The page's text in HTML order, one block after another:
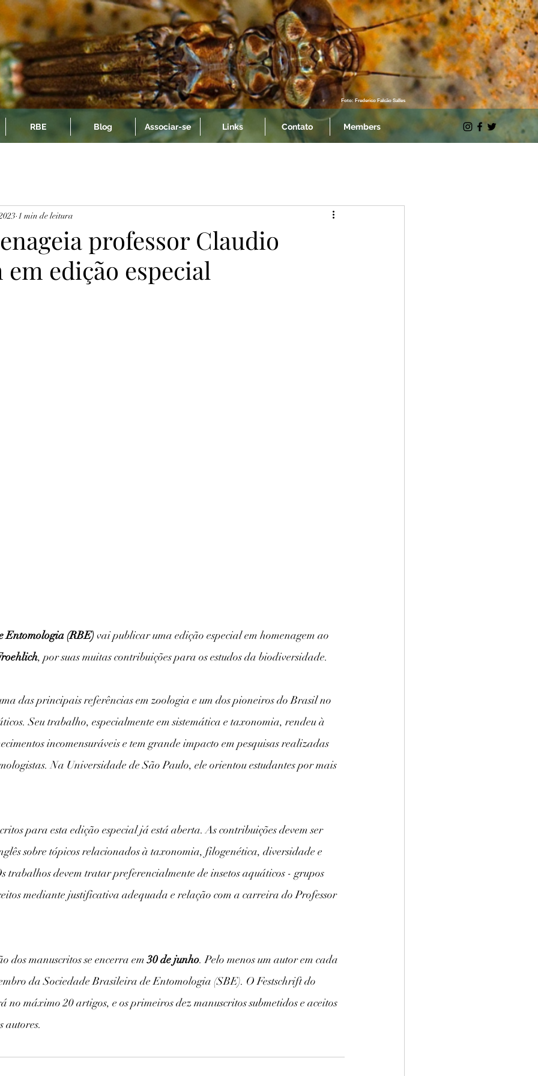
RBE Blog Associar-se Links Contato Members
Foto: Frederico Falcão Salles
professor Claudio
edição especial
1 min de leitura
Entomologia (RBE) vai publicar uma edição especial em homenagem ao
, por suas muitas contribuições para os estudos da biodiversidade.
das principais referências em zoologia e um dos pioneiros do Brasil no
Seu trabalho, especialmente em sistemática e taxonomia, rendeu à
incomensuráveis e tem grande impacto em pesquisas realizadas
Na Universidade de São Paulo, ele orientou estudantes por mais
para esta edição especial já está aberta. As contribuições devem ser
sobre tópicos relacionados à taxonomia, filogenética, diversidade e
trabalhos devem tratar preferencialmente de insetos aquáticos - grupos
mediante justificativa adequada e relação com a carreira do Professor
dos manuscritos se encerra em 30 de junho. Pelo menos um autor em cada
da Sociedade Brasileira de Entomologia (SBE). O Festschrift do
no máximo 20 artigos, e os primeiros dez manuscritos submetidos e aceitos
autores.